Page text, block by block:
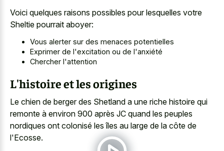
Voici quelques raisons possibles pour lesquelles votre
Sheltie pourrait aboyer:
Vous alerter sur des menaces potentielles
Exprimer de l'excitation ou de l'anxiété
Chercher l'attention
L'histoire et les origines
Le chien de berger des Shetland a une riche histoire qui
remonte à environ 900 après JC quand les peuples
nordiques ont colonisé les îles au large de la côte de
l'Ecosse.